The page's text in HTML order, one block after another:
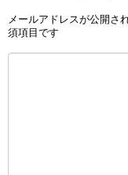
メールアドレスが公開さ
須項目です